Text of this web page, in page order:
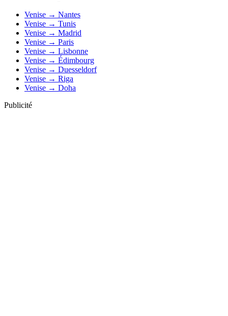
Venise → Nantes
Venise → Tunis
Venise → Madrid
Venise → Paris
Venise → Lisbonne
Venise → Édimbourg
Venise → Duesseldorf
Venise → Riga
Venise → Doha
Publicité